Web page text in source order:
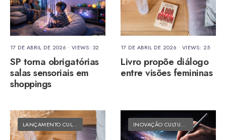
17 DE ABRIL DE 2026 • VIEWS: 32
SP torna obrigatórias
salas sensoriais em
shoppings
17 DE ABRIL DE 2026 • VIEWS: 25
Livro propõe diálogo
entre visões femininas
LANÇAMENTO CULTURAL •MATÉRIAS DO FOLK INOVAÇÃO CULTURAL •MATÉRIAS